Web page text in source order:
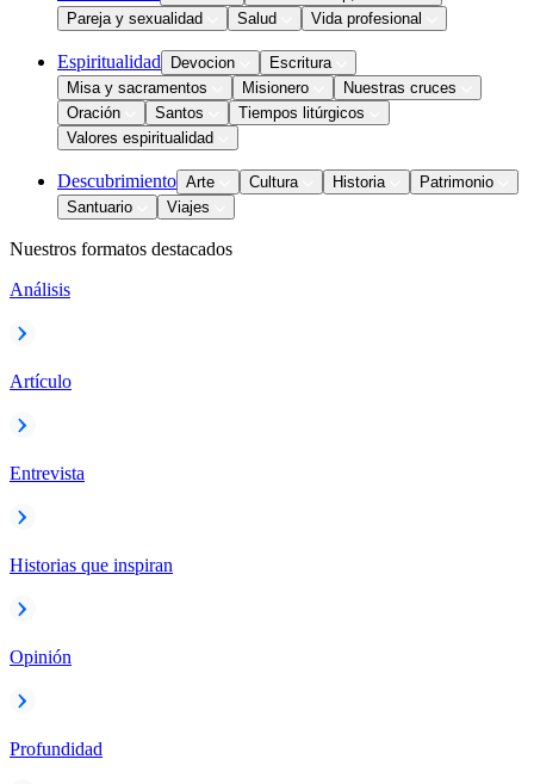
Pareja y sexualidad
Salud Vida profesional
Espiritualidad Devocion
Escritura
Misa y sacramentos
Misionero
Nuestras cruces
Oración
Santos
Tiempos litúrgicos
Valores espiritualidad
Descubrimiento Arte Cultura Historia
Patrimonio
Santuario
Viajes
Nuestros formatos destacados
Análisis
Artículo
Entrevista
Historias que inspiran
Opinión
Profundidad